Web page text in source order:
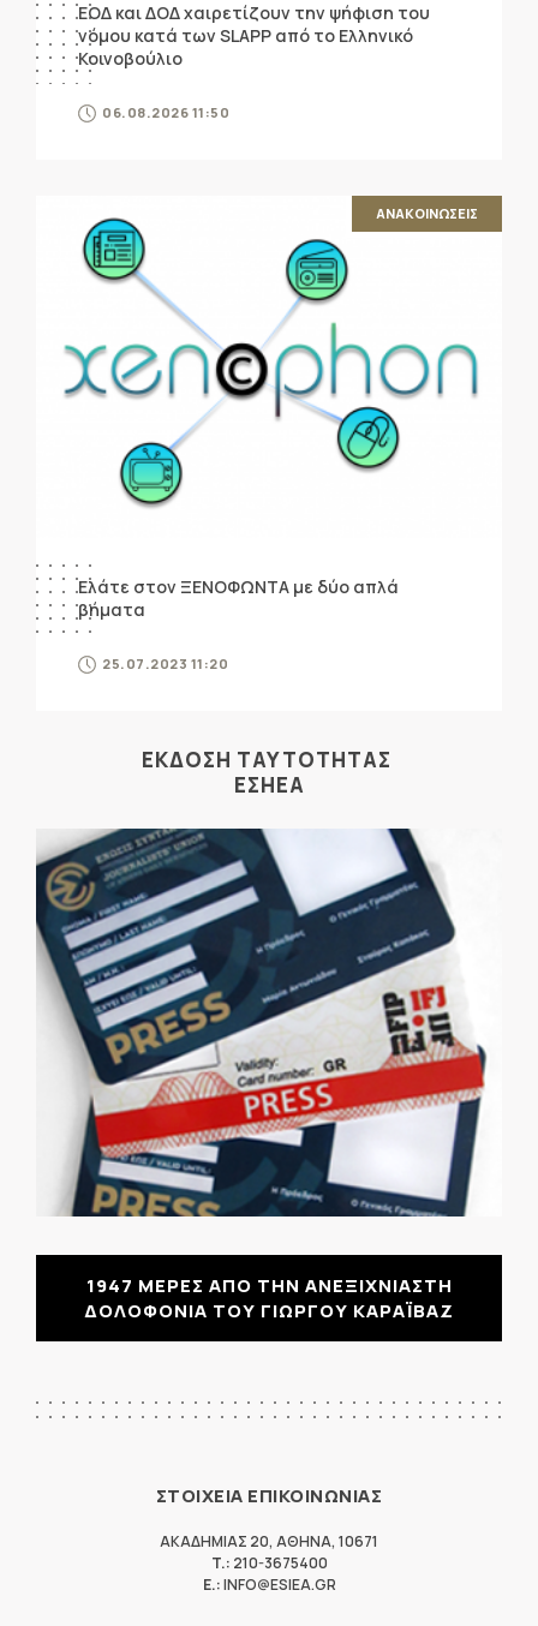
ΕΟΔ και ΔΟΔ χαιρετίζουν την ψήφιση του
νόμου κατά των SLAPP από το Ελληνικό
Κοινοβούλιο
06.08.2026 11:50
ΑΝΑΚΟΙΝΩΣΕΙΣ
Ελάτε στον ΞΕΝΟΦΩΝΤΑ με δύο απλά
βήματα
25.07.2023 11:20
ΕΚΔΟΣΗ ΤΑΥΤΟΤΗΤΑΣ
ΕΣΗΕΑ
1947 ΜΕΡΕΣ ΑΠΟ ΤΗΝ ΑΝΕΞΙΧΝΙΑΣΤΗ
ΔΟΛΟΦΟΝΙΑ ΤΟΥ ΓΙΩΡΓΟΥ ΚΑΡΑΪΒΑΖ
ΣΤΟΙΧΕΙΑ ΕΠΙΚΟΙΝΩΝΙΑΣ
ΑΚΑΔΗΜΙΑΣ 20, ΑΘΗΝΑ, 10671
T.: 210-3675400
E.:INFO@ESIEA.GR